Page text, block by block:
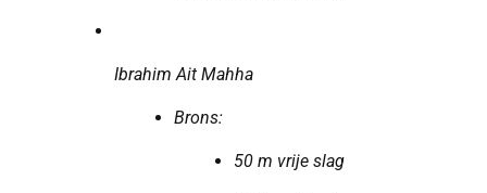
IbrahimAit Mahha
Brons:
50 m vrije slag